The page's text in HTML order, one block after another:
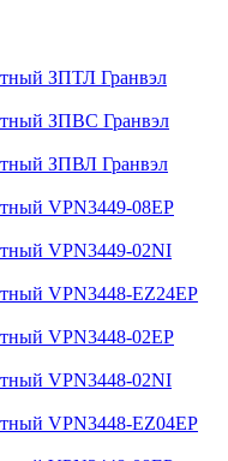
ЗПТЛ Гранвэл
ЗПВС Гранвэл
ЗПВЛ Гранвэл
VPN3449-08EP
VPN3449-02NI
VPN3448-EZ24EP
VPN3448-02EP
VPN3448-02NI
VPN3448-EZ04EP